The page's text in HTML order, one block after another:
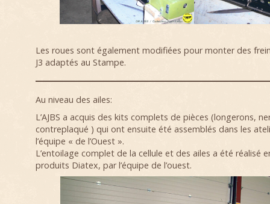
Les roues sont également modifiées pour monter des
J3 adaptés au Stampe.
Au niveau des ailes:
L’AJBS a acquis des kits complets de pièces (longerons,
contreplaqué ) qui ont ensuite été assemblés dans les
l’équipe « de l’Ouest ».
L’entoilage complet de la cellule et des ailes a été réalisé
produits Diatex, par l’équipe de l’ouest.